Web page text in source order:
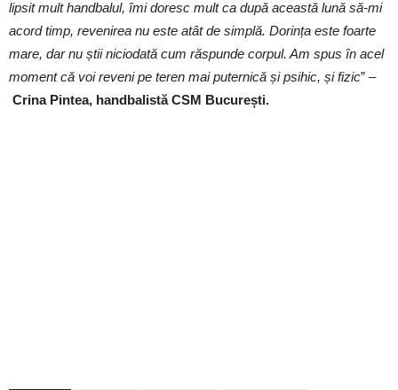
lipsit mult handbalul, îmi doresc mult ca după această lună să-mi
acord timp, revenirea nu este atât de simplă. Dorința este foarte
mare, dar nu știi niciodată cum răspunde corpul. Am spus în acel
moment că voi reveni pe teren mai puternică și psihic, și fizic” –
Crina Pintea, handbalistă CSM București.